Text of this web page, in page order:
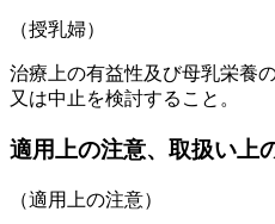
（授乳婦）
治療上の有益性及び母乳栄養
又は中止を検討すること。
適用上の注意、取扱い上
（適用上の注意）